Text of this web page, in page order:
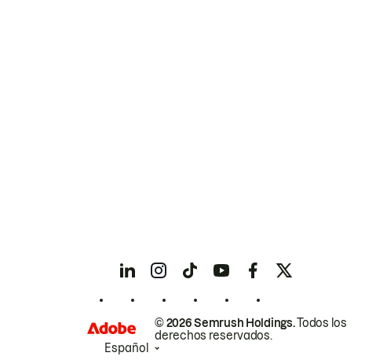
© 2026 Semrush Holdings.Todos los
derechos reservados.
Español